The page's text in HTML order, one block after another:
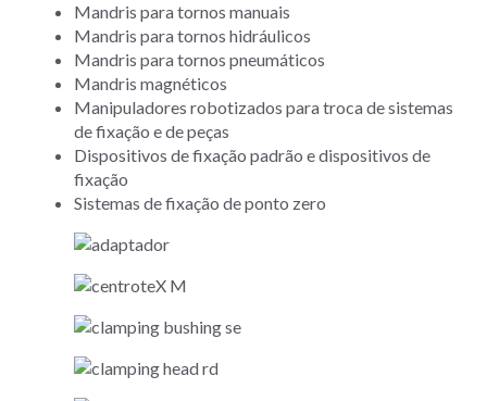
Mandris para tornos manuais
Mandris para tornos hidráulicos
Mandris para tornos pneumáticos
Mandris magnéticos
Manipuladores robotizados para troca de sistemas
de fixação e de peças
Dispositivos de fixação padrão e dispositivos de
fixação
Sistemas de fixação de ponto zero